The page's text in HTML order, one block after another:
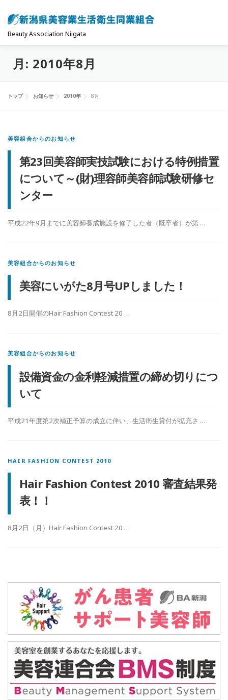
ン
Beauty Association Niigata
トップ 組合について
月: 2010年8月
トップ お知らせ 2010年 8月
美容組合からのお知らせ
第23回美容師実技試験における特例措置
について～(財)理容師美容師試験研修セ
ンター
平成22年9月までに美容師養成施設を修了した者（既卒者）が第 …
美容組合からのお知らせ
美容にいがた8月号UPしました！
8月2日開催のHair Fashion Contest 20 …
美容組合からのお知らせ
設備資金の金利軽減措置の締め切りにつ
いて
平成21年度第2次補正予算の成立に伴い、生活衛生貸付が拡充さ …
HAIR FASHION CONTEST 2010
Hair Fashion Contest 2010 審査結果発
表！！
8月2日（月）Hair Fashion Contest 20 …